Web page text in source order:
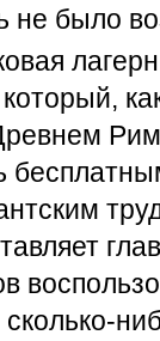
не было